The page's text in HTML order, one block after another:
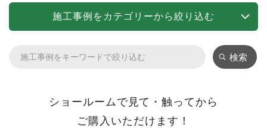
施工事例をカテゴリーから絞り込む
検索
ショールームで見て・触ってから
ご購入いただけます！